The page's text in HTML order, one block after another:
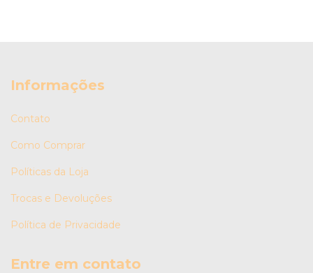
Informações
Contato
Como Comprar
Políticas da Loja
Trocas e Devoluções
Política de Privacidade
Entre em contato